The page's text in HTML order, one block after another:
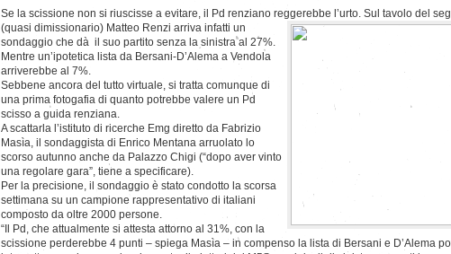
Se la scissione non si riuscisse a evitare, il Pd renziano reggerebbe l’urto. Sul tavolo del
(quasi dimissionario) Matteo Renzi arriva infatti un
sondaggio che dà il suo partito senza la sinistra al 27%.
Mentre un’ipotetica lista da Bersani-D’Alema a Vendola
arriverebbe al 7%.
Sebbene ancora del tutto virtuale, si tratta comunque di
una prima fotogafia di quanto potrebbe valere un Pd
scisso a guida renziana.
A scattarla l’istituto di ricerche Emg diretto da Fabrizio
Masìa, il sondaggista di Enrico Mentana arruolato lo
scorso autunno anche da Palazzo Chigi (“dopo aver vinto
una regolare gara”, tiene a specificare).
Per la precisione, il sondaggio è stato condotto la scorsa
settimana su un campione rappresentativo di italiani
composto da oltre 2000 persone.
“Il Pd, che attualmente si attesta attorno al 31%, con la
scissione perderebbe 4 punti – spiega Masìa – in compenso la lista di Bersani e D’Alema